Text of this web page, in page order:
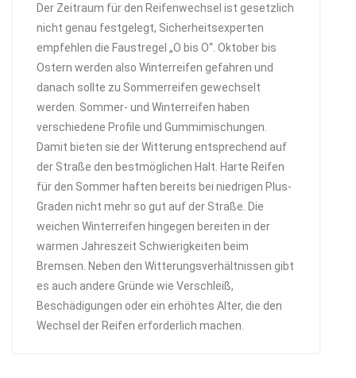
Der Zeitraum für den Reifenwechsel ist gesetzlich
nicht genau festgelegt, Sicherheitsexperten
empfehlen die Faustregel „O bis O“. Oktober bis
Ostern werden also Winterreifen gefahren und
danach sollte zu Sommerreifen gewechselt
werden. Sommer- und Winterreifen haben
verschiedene Profile und Gummimischungen.
Damit bieten sie der Witterung entsprechend auf
der Straße den bestmöglichen Halt. Harte Reifen
für den Sommer haften bereits bei niedrigen Plus-
Graden nicht mehr so gut auf der Straße. Die
weichen Winterreifen hingegen bereiten in der
warmen Jahreszeit Schwierigkeiten beim
Bremsen. Neben den Witterungsverhältnissen gibt
es auch andere Gründe wie Verschleiß,
Beschädigungen oder ein erhöhtes Alter, die den
Wechsel der Reifen erforderlich machen.